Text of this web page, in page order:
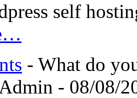
self
- What do
- 08/08/